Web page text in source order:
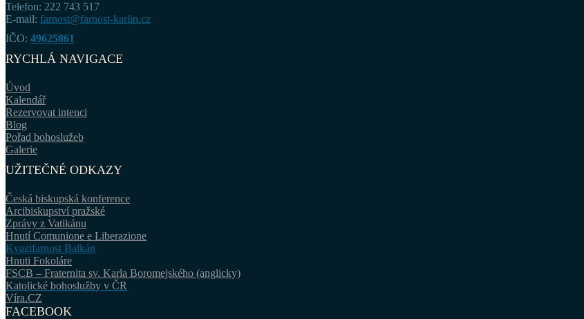
Telefon: 222 743 517
E-mail: farnost@farnost-karlin.cz
IČO: 49625861
RYCHLÁ NAVIGACE
Úvod
Kalendář
Rezervovat intenci
Blog
Pořad bohoslužeb
Galerie
UŽITEČNÉ ODKAZY
Česká biskupská konference
Arcibiskupství pražské
Zprávy z Vatikánu
Hnutí Comunione e Liberazione
Kvazifarnost Balkán
Hnuti Fokoláre
FSCB – Fraternita sv. Karla Boromejského (anglicky)
Katolické bohoslužby v ČR
Víra.CZ
FACEBOOK